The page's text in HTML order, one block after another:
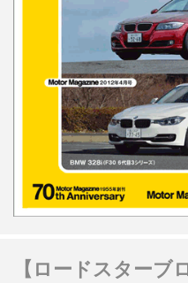
【ロードスターブ